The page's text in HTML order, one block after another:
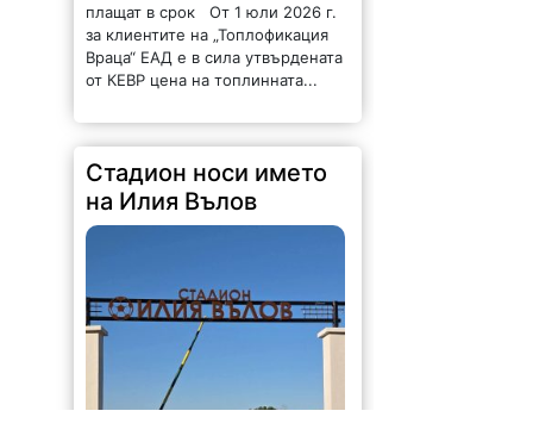
плащат в срок От 1 юли 2026 г.
за клиентите на „Топлофикация
Враца“ ЕАД е в сила утвърдената
от КЕВР цена на топлинната...
Стадион носи името
на Илия Вълов